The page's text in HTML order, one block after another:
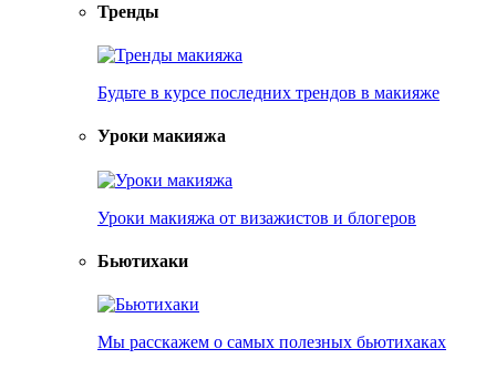
Тренды
Будьте в курсе последних трендов в макияже
Уроки макияжа
Уроки макияжа от визажистов и блогеров
Бьютихаки
Мы расскажем о самых полезных бьютихаках